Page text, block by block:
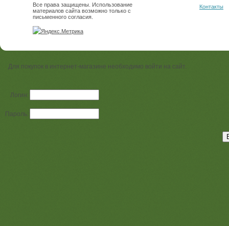
Все права защищены. Использование
материалов сайта возможно только с
письменного согласия.
Контакты
Для покупок в интернет-магазине необходимо войти на сайт.
Логин:
Пароль: